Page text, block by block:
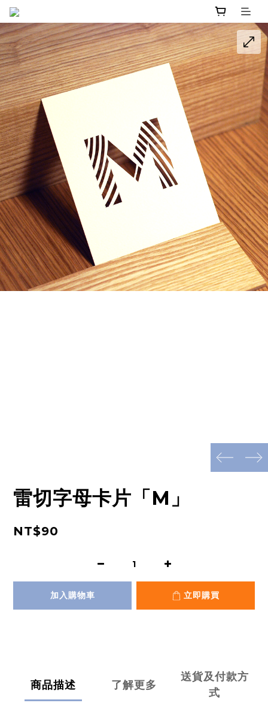
prev next
雷切字母卡片「M」
NT$90
加入購物車 立即購買
商品描述 了解更多
送貨及付款方
式